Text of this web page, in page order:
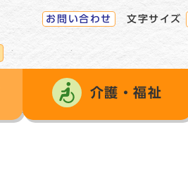
お問い合わせ 文字サイズ
介護・福祉